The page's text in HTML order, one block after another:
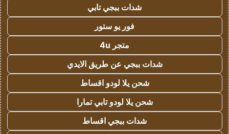
شدات ببجي تابي
فور يو ستور
متجر 4u
شدات ببجي عن طريق الايدي
شحن يلا لودو اقساط
شحن يلا لودو تابي تمارا
شدات ببجي اقساط